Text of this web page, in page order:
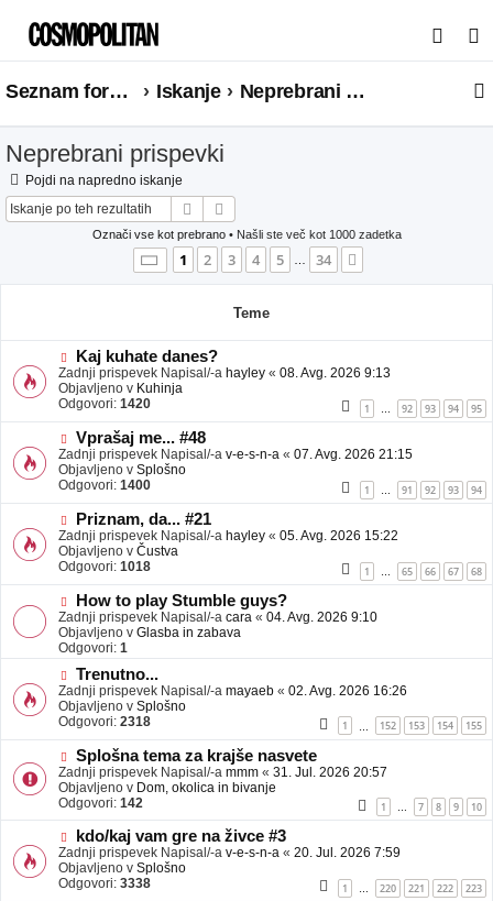
s
a
Seznam forumov Iskanje Neprebrani prispevki
Neprebrani prispevki
Pojdi na napredno iskanje
Iskanje
Označi vse kot prebrano• Našli ste več kot 1000 zadetka
Stran 1od34
1 2 3 4 5 … 34
Teme
N
o
v
e
b
a
v
e
Kaj kuhate danes?
Zadnji prispevek Napisal/-a hayley « 08. Avg. 2026 9:13
Objavljeno v Kuhinja
Odgovori: 1420 1 … 92 93 94 95
N
o
v
e
b
a
v
e
Vprašaj me... #48
Zadnji prispevek Napisal/-a v-e-s-n-a « 07. Avg. 2026 21:15
Objavljeno v Splošno
Odgovori: 1400 1 … 91 92 93 94
N
o
v
e
b
a
v
e
Priznam, da... #21
Zadnji prispevek Napisal/-a hayley « 05. Avg. 2026 15:22
Objavljeno v Čustva
Odgovori: 1018 1 65 66 67 68
N
o
v
e
o
b
j
a
v
e
How to play Stumble guys?
Zadnji prispevek Napisal/-a cara « 04. Avg. 2026 9:10
Objavljeno v Glasba in zabava
Odgovori: 1
N
o
v
e
o
b
a
v
e
Trenutno...
Zadnji prispevek Napisal/-a mayaeb « 02. Avg. 2026 16:26
Objavljeno v Splošno
Odgovori: 2318 1 152 153 154 155
N
o
v
e
o
b
a
v
e
Splošna tema za krajše nasvete
Zadnji prispevek Napisal/-a mmm « 31. Jul. 2026 20:57
Objavljeno v Dom, okolica in bivanje
Odgovori: 142 1 … 7 8 9 10
N
o
v
e
kdo/kaj vam gre na živce #3
Zadnji prispevek Napisal/-a v-e-s-n-a « 20. Jul. 2026 7:59
Objavljeno v Splošno
Odgovori: 3338 1 … 220 221 222 223